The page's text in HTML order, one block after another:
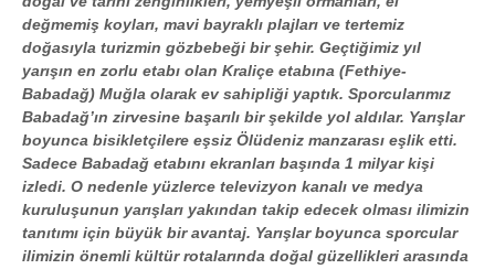
değmemiş koyları, mavi bayraklı plajları ve tertemiz
doğasıyla turizmin gözbebeği bir şehir. Geçtiğimiz yıl
yarışın en zorlu etabı olan Kraliçe etabına (Fethiye-
Babadağ) Muğla olarak ev sahipliği yaptık. Sporcularımız
Babadağ’ın zirvesine başarılı bir şekilde yol aldılar. Yarışlar
boyunca bisikletçilere eşsiz Ölüdeniz manzarası eşlik etti.
Sadece Babadağ etabını ekranları başında 1 milyar kişi
izledi. O nedenle yüzlerce televizyon kanalı ve medya
kuruluşunun yarışları yakından takip edecek olması ilimizin
tanıtımı için büyük bir avantaj. Yarışlar boyunca sporcular
ilimizin önemli kültür rotalarında doğal güzellikleri arasında